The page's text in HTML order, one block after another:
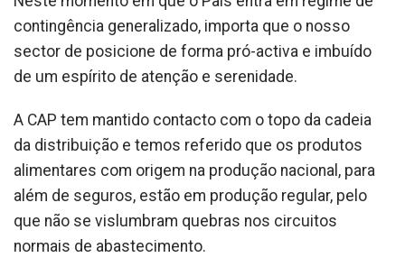
contingência generalizado, importa que o nosso
sector de posicione de forma pró-activa e imbuído
de um espírito de atenção e serenidade.
A CAP tem mantido contacto com o topo da cadeia
da distribuição e temos referido que os produtos
alimentares com origem na produção nacional, para
além de seguros, estão em produção regular, pelo
que não se vislumbram quebras nos circuitos
normais de abastecimento.